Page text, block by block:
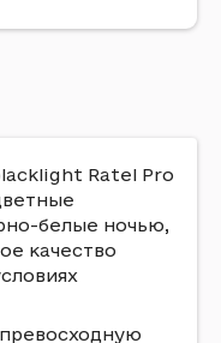
Ratel Pro
белые ночью,
качество